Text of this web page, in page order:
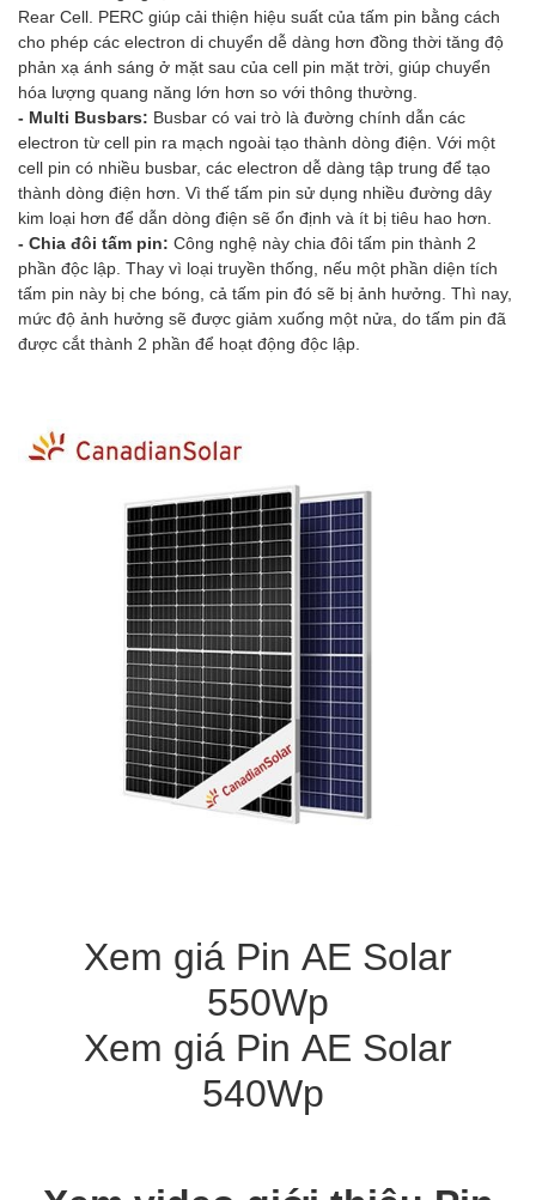
Rear Cell. PERC giúp cải thiện hiệu suất của tấm pin bằng cách
cho phép các electron di chuyển dễ dàng hơn đồng thời tăng độ
phản xạ ánh sáng ở mặt sau của cell pin mặt trời, giúp chuyển
hóa lượng quang năng lớn hơn so với thông thường.
- Multi Busbars: Busbar có vai trò là đường chính dẫn các
electron từ cell pin ra mạch ngoài tạo thành dòng điện. Với một
cell pin có nhiều busbar, các electron dễ dàng tập trung để tạo
thành dòng điện hơn. Vì thế tấm pin sử dụng nhiều đường dây
kim loại hơn để dẫn dòng điện sẽ ổn định và ít bị tiêu hao hơn.
- Chia đôi tấm pin: Công nghệ này chia đôi tấm pin thành 2
phần độc lập. Thay vì loại truyền thống, nếu một phần diện tích
tấm pin này bị che bóng, cả tấm pin đó sẽ bị ảnh hưởng. Thì nay,
mức độ ảnh hưởng sẽ được giảm xuống một nửa, do tấm pin đã
được cắt thành 2 phần để hoạt động độc lập.
Xem giá Pin AE Solar
550Wp
Xem giá Pin AE Solar
540Wp